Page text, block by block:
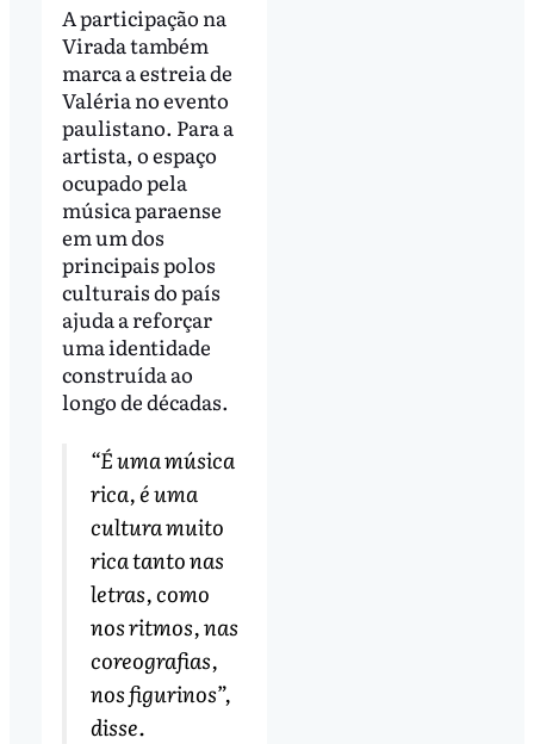
A participação na
Virada também
marca a estreia de
Valéria no evento
paulistano. Para a
artista, o espaço
ocupado pela
música paraense
em um dos
principais polos
culturais do país
ajuda a reforçar
uma identidade
construída ao
longo de décadas.
“É uma música
rica, é uma
cultura muito
rica tanto nas
letras, como
nos ritmos, nas
coreografias,
nos figurinos”,
disse.